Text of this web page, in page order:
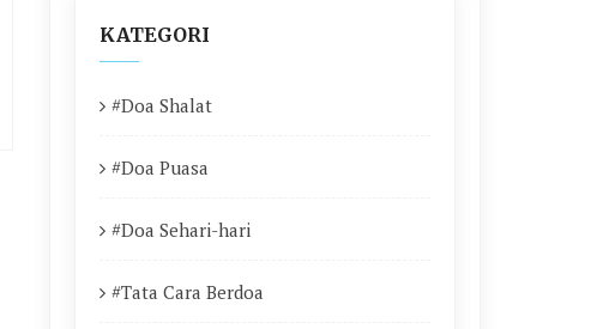
KATEGORI
#Doa Shalat
#Doa Puasa
#Doa Sehari-hari
#Tata Cara Berdoa